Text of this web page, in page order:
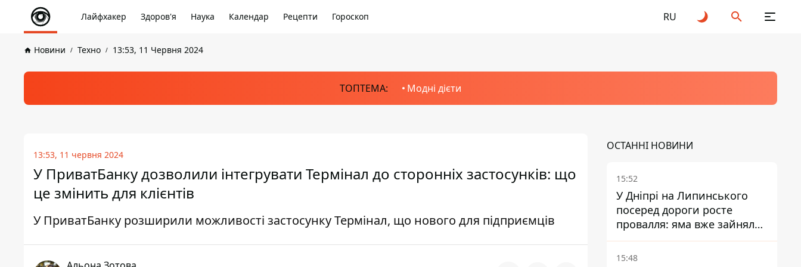
Лайфхакер Здоров'я Наука Календар Рецепти Гороскоп RU
Новини Техно 13:53, 11 Червня 2024
ТОПТЕМА: Модні дієти
13:53, 11 червня 2024
У ПриватБанку дозволили інтегрувати Термінал до сторонніх застосунків: що
це змінить для клієнтів
У ПриватБанку розширили можливості застосунку Термінал, що нового для підприємців
ОСТАННІ НОВИНИ
15:52
У Дніпрі на Липинського
посеред дороги росте
провалля: яма вже зайняла
смугу руху
15:48